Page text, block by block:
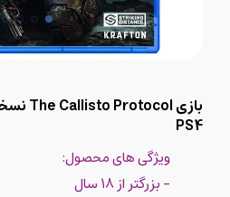
PS4
ویژگی های محصول:
- بزرگتر از 18 سال